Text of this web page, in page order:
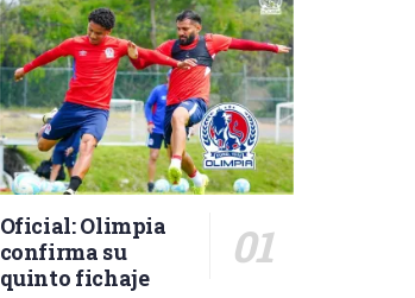
Oficial: Olimpia
confirma su
quinto fichaje